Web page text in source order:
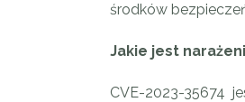
środków
Jakie jest
CVE-2023-35674